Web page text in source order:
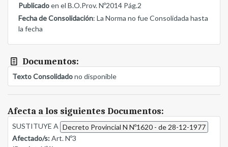
Publicadoen el B.O.Prov. Nº2014 Pág.2
Fecha de Consolidación: La Norma no fue Consolidada hasta
la fecha
Documentos:
Texto Consolidadono disponible
Afecta a los siguientes Documentos:
SUSTITUYE A Decreto Provincial N Nº1620 - de 28-12-1977
Afectado/s:Art. Nº3